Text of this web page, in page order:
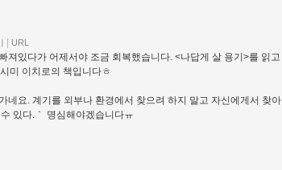
URL
져있다가 어제서야 조금 회복했습니다. <나답게 살 용기>를 읽고
미 이치로의 책입니다ㅎ
네요. 계기를 외부나 환경에서 찾으려 하지 말고 자신에게서 찾아
있다.｀ 명심해야겠습니다ㅠ